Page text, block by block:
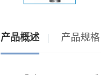
产品概述 产品规格